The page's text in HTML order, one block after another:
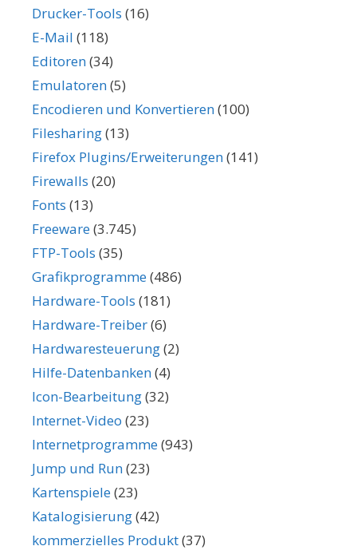
Drucker-Tools (16)
E-Mail (118)
Editoren(34)
Emulatoren(5)
Encodieren und Konvertieren(100)
Filesharing(13)
Firefox Plugins/Erweiterungen(141)
Firewalls (20)
Fonts (13)
Freeware(3.745)
FTP-Tools (35)
Grafikprogramme(486)
Hardware-Tools (181)
Hardware-Treiber(6)
Hardwaresteuerung(2)
Hilfe-Datenbanken(4)
Icon-Bearbeitung(32)
Internet-Video (23)
Internetprogramme(943)
Jump und Run(23)
Kartenspiele(23)
Katalogisierung(42)
kommerzielles Produkt(37)